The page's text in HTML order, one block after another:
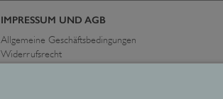
IMPRESSUM UND AGB
Allgemeine Geschäftsbedingungen
Widerrufsrecht